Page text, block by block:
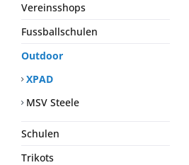
Vereinsshops
Fussballschulen
Outdoor
XPAD
MSV Steele
Schulen
Trikots